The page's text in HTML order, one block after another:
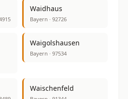
Waidhaus
Bayern · 92726
Waigolshausen
Bayern · 97534
Waischenfeld